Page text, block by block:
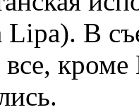
В
все,